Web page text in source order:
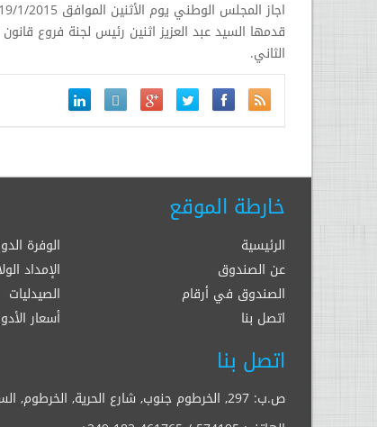
قدمها السيد عبد العزيز اثنين رئيس لجنة فروع
الثاني.
خارطة الموقع
الرئيسية الوفرة
عن الصندوق
الإمداد
الصندوق في أرقام
الصيدليات
اتصل بنا
أسعار
اتصل بنا
ص.ب: 297, الخرطوم جنوب, شارع الحرية, الخرطوم, السودان